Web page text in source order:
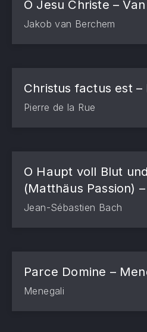
O Jesu Christe –
Jakob van Berchem
Christus factus est –
Pierre de la Rue
O Haupt voll Blut
(Matthäus Passion)
Jean-Sébastien Bach
Parce Domine –
Menegali